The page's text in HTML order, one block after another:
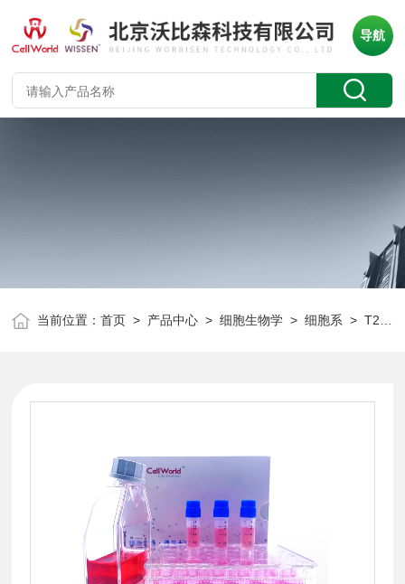
导航
当前位置：首页 > 产品中心 >细胞生物学 >细胞系 > T25人甲状腺癌细胞(未分化) 8305C CLH1172